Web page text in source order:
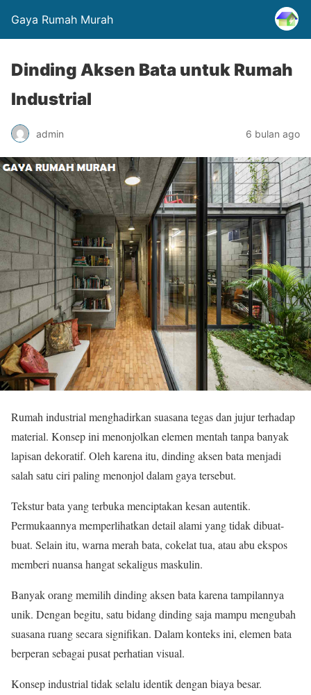
Gaya Rumah Murah
Dinding Aksen Bata untuk Rumah
Industrial
admin 6 bulan ago
Rumah industrial menghadirkan suasana tegas dan jujur terhadap
material. Konsep ini menonjolkan elemen mentah tanpa banyak
lapisan dekoratif. Oleh karena itu, dinding aksen bata menjadi
salah satu ciri paling menonjol dalam gaya tersebut.
Tekstur bata yang terbuka menciptakan kesan autentik.
Permukaannya memperlihatkan detail alami yang tidak dibuat-
buat. Selain itu, warna merah bata, cokelat tua, atau abu ekspos
memberi nuansa hangat sekaligus maskulin.
Banyak orang memilih dinding aksen bata karena tampilannya
unik. Dengan begitu, satu bidang dinding saja mampu mengubah
suasana ruang secara signifikan. Dalam konteks ini, elemen bata
berperan sebagai pusat perhatian visual.
Konsep industrial tidak selalu identik dengan biaya besar.